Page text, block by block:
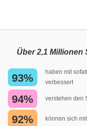
Über 2,1
93%
haben mit
verbessert
94% verstehen den
92% können sich